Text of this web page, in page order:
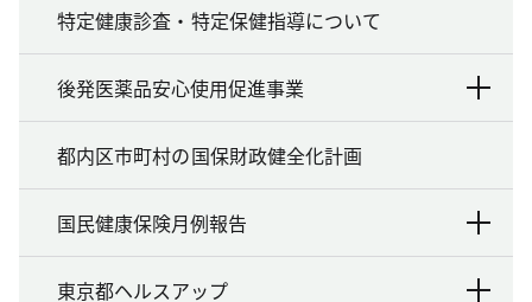
特定健康診査・特定保健指導について
後発医薬品安心使用促進事業
都内区市町村の国保財政健全化計画
国民健康保険月例報告
東京都ヘルスアップ